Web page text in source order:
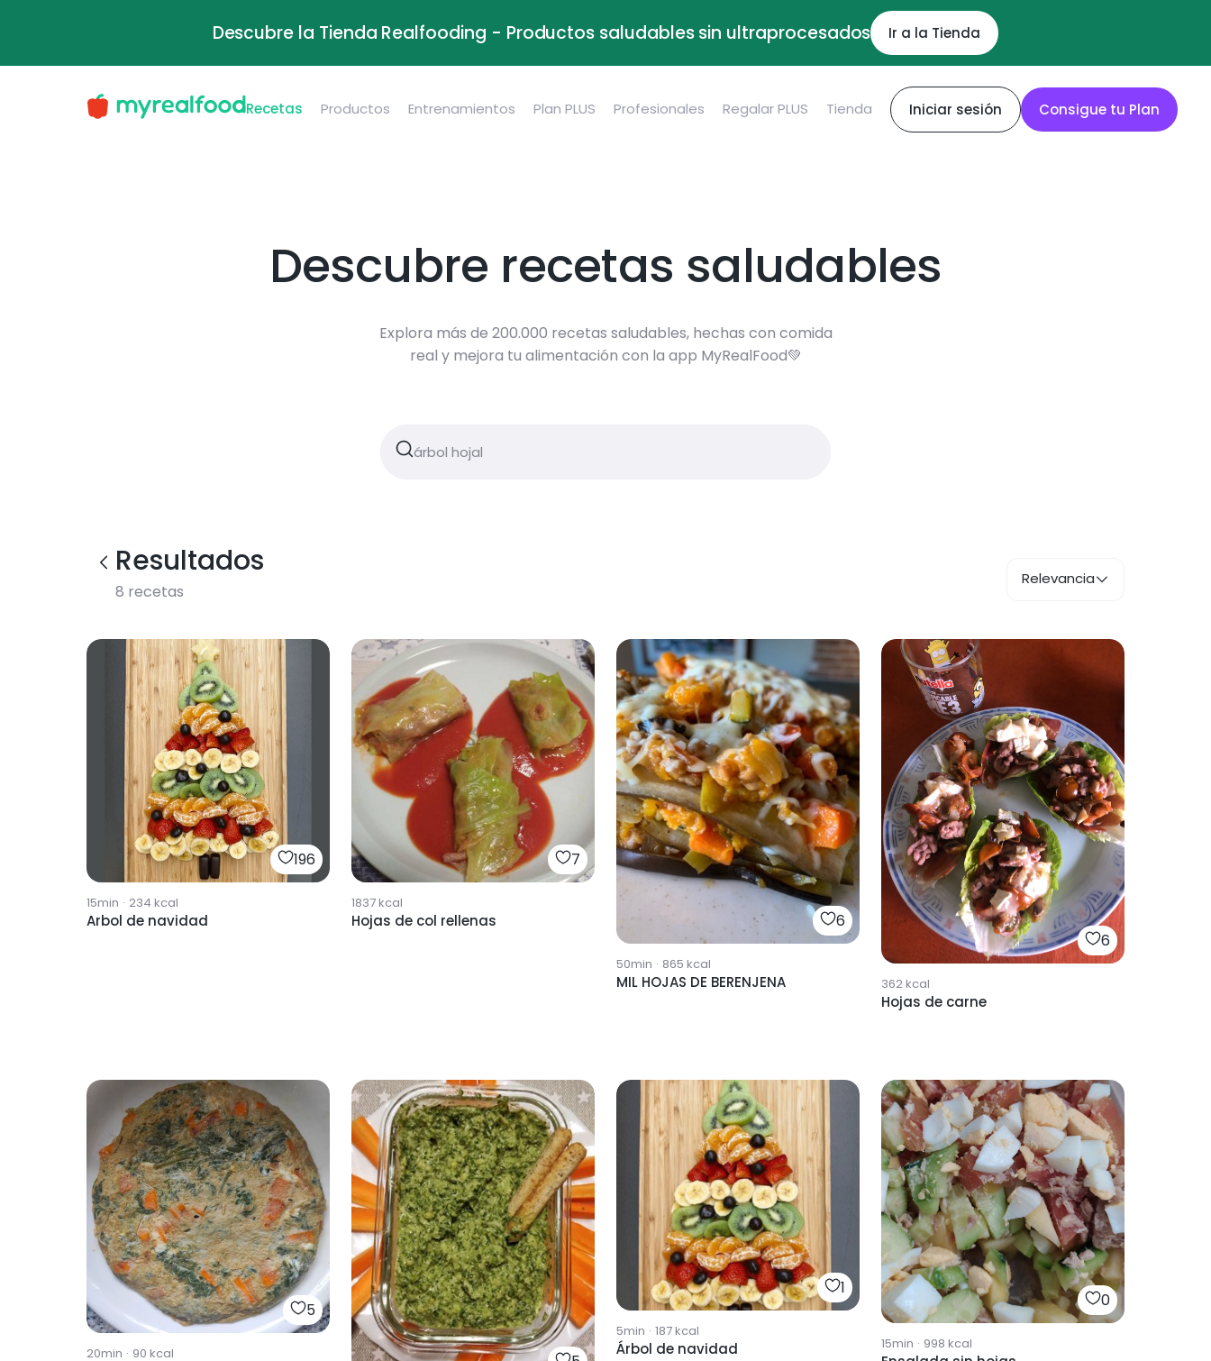
Descubre la Tienda Realfooding - Productos saludables sin ultraprocesados Ir a la Tienda
Recetas Productos Entrenamientos Plan PLUS Profesionales Regalar PLUS Tienda Iniciar sesión Consigue tu Plan
Descubre recetas saludables
Explora más de 200.000 recetas saludables, hechas con comida
real y mejora tu alimentación con la app MyRealFood💚
Resultados
8 recetas
Relevancia
196
15min · 234 kcal
Arbol de navidad
7
1837kcal
Hojas de col rellenas 6
50min · 865 kcal
MIL HOJAS DE BERENJENA
6
362kcal
Hojas de carne
5
20min · 90 kcal
1
5min · 187kcal
Árbol de navidad
0
15min · 998 kcal